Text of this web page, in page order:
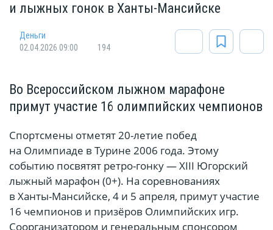
и лыжных гонок в Ханты-Мансийске
Деньги
02.04.2026 09:00
194
Во Всероссийском лыжном марафоне
примут участие 16 олимпийских чемпионов
Спортсмены отметят 20-летие побед
на Олимпиаде в Турине 2006 года. Этому
событию посвятят ретро-гонку — XIII Югорский
лыжный марафон (0+). На соревнованиях
в Ханты-Мансийске, 4 и 5 апреля, примут участие
16 чемпионов и призёров Олимпийских игр.
Соорганизатором и генеральным спонсором